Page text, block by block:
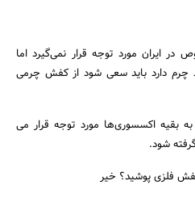
ایران مورد توجه قرار نمی‌‌گیرد اما
چرم دارد باید سعی شود از کفش چرمی
بقیه اکسسوری‌ها مورد توجه قرار می
شود.
فلزی پوشید؟ خیر